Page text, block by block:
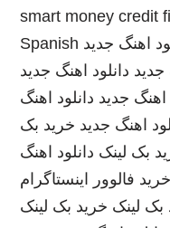
smart money credit
اهنگ جدید Spanish
جدید دانلود اهنگ جدید
اهنگ جدید دانلود اهنگ
اهنگ جدید خرید بک
بک لینک دانلود اهنگ
خرید فالوور اینستاگرام
بک لینک خرید بک لینک